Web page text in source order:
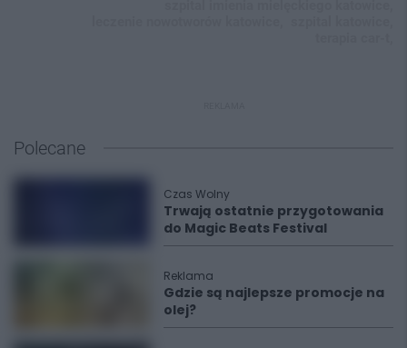
Polecane
Czas Wolny
Trwają ostatnie przygotowania
do Magic Beats Festival
Reklama
Gdzie są najlepsze promocje na
olej?